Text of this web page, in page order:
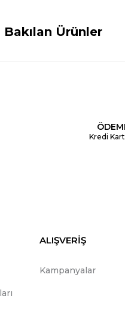
Bakılan Ürünler
Kredi
ALIŞVERİŞ
Kampanyalar